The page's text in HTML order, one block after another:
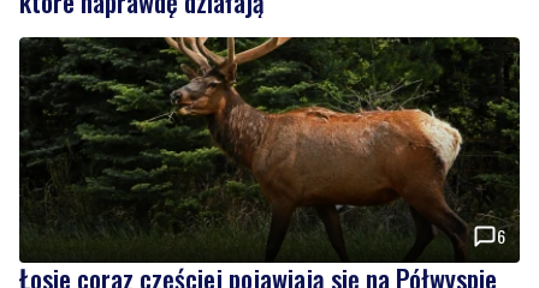
6
Łosie coraz częściej pojawiają się na Półwyspie
Helskim. Burmistrz chce nowych znaków
drogowych